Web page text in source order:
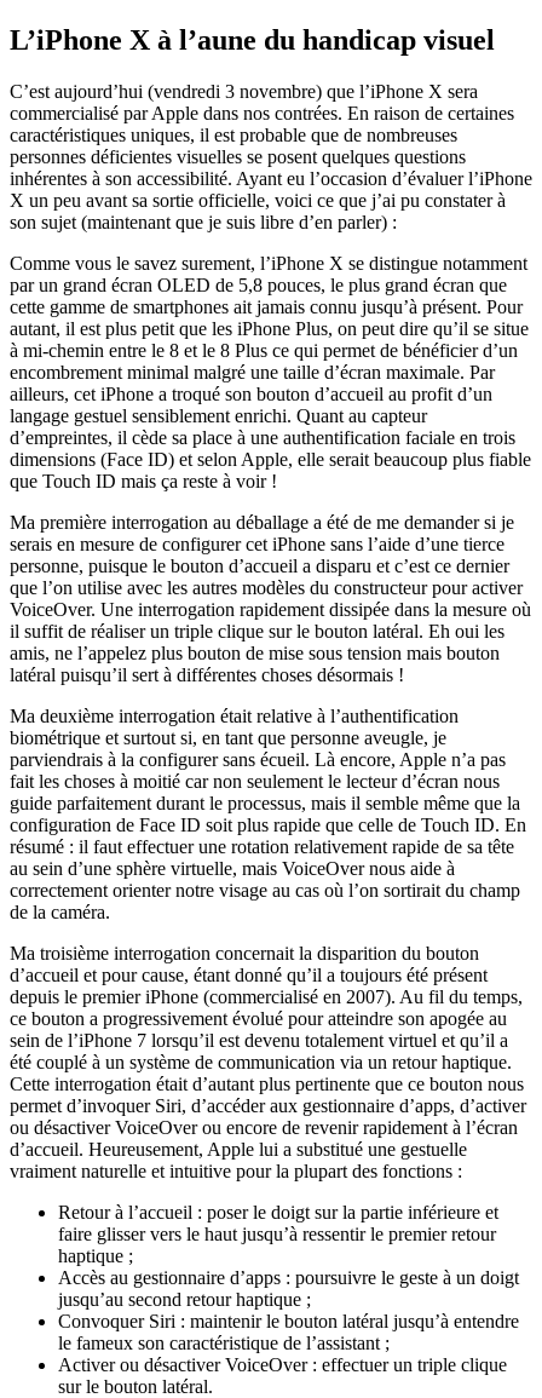
L’iPhone X à l’aune du handicap visuel
C’est aujourd’hui (vendredi 3 novembre) que l’iPhone X sera
commercialisé par Apple dans nos contrées. En raison de certaines
caractéristiques uniques, il est probable que de nombreuses
personnes déficientes visuelles se posent quelques questions
inhérentes à son accessibilité. Ayant eu l’occasion d’évaluer l’iPhone
X un peu avant sa sortie officielle, voici ce que j’ai pu constater à
son sujet (maintenant que je suis libre d’en parler) :
Comme vous le savez surement, l’iPhone X se distingue notamment
par un grand écran OLED de 5,8 pouces, le plus grand écran que
cette gamme de smartphones ait jamais connu jusqu’à présent. Pour
autant, il est plus petit que les iPhone Plus, on peut dire qu’il se situe
à mi-chemin entre le 8 et le 8 Plus ce qui permet de bénéficier d’un
encombrement minimal malgré une taille d’écran maximale. Par
ailleurs, cet iPhone a troqué son bouton d’accueil au profit d’un
langage gestuel sensiblement enrichi. Quant au capteur
d’empreintes, il cède sa place à une authentification faciale en trois
dimensions (Face ID) et selon Apple, elle serait beaucoup plus fiable
que Touch ID mais ça reste à voir !
Ma première interrogation au déballage a été de me demander si je
serais en mesure de configurer cet iPhone sans l’aide d’une tierce
personne, puisque le bouton d’accueil a disparu et c’est ce dernier
que l’on utilise avec les autres modèles du constructeur pour activer
VoiceOver. Une interrogation rapidement dissipée dans la mesure où
il suffit de réaliser un triple clique sur le bouton latéral. Eh oui les
amis, ne l’appelez plus bouton de mise sous tension mais bouton
latéral puisqu’il sert à différentes choses désormais !
Ma deuxième interrogation était relative à l’authentification
biométrique et surtout si, en tant que personne aveugle, je
parviendrais à la configurer sans écueil. Là encore, Apple n’a pas
fait les choses à moitié car non seulement le lecteur d’écran nous
guide parfaitement durant le processus, mais il semble même que la
configuration de Face ID soit plus rapide que celle de Touch ID. En
résumé : il faut effectuer une rotation relativement rapide de sa tête
au sein d’une sphère virtuelle, mais VoiceOver nous aide à
correctement orienter notre visage au cas où l’on sortirait du champ
de la caméra.
Ma troisième interrogation concernait la disparition du bouton
d’accueil et pour cause, étant donné qu’il a toujours été présent
depuis le premier iPhone (commercialisé en 2007). Au fil du temps,
ce bouton a progressivement évolué pour atteindre son apogée au
sein de l’iPhone 7 lorsqu’il est devenu totalement virtuel et qu’il a
été couplé à un système de communication via un retour haptique.
Cette interrogation était d’autant plus pertinente que ce bouton nous
permet d’invoquer Siri, d’accéder aux gestionnaire d’apps, d’activer
ou désactiver VoiceOver ou encore de revenir rapidement à l’écran
d’accueil. Heureusement, Apple lui a substitué une gestuelle
vraiment naturelle et intuitive pour la plupart des fonctions :
Retour à l’accueil : poser le doigt sur la partie inférieure et
faire glisser vers le haut jusqu’à ressentir le premier retour
haptique ;
Accès au gestionnaire d’apps : poursuivre le geste à un doigt
jusqu’au second retour haptique ;
Convoquer Siri : maintenir le bouton latéral jusqu’à entendre
le fameux son caractéristique de l’assistant ;
Activer ou désactiver VoiceOver : effectuer un triple clique
sur le bouton latéral.